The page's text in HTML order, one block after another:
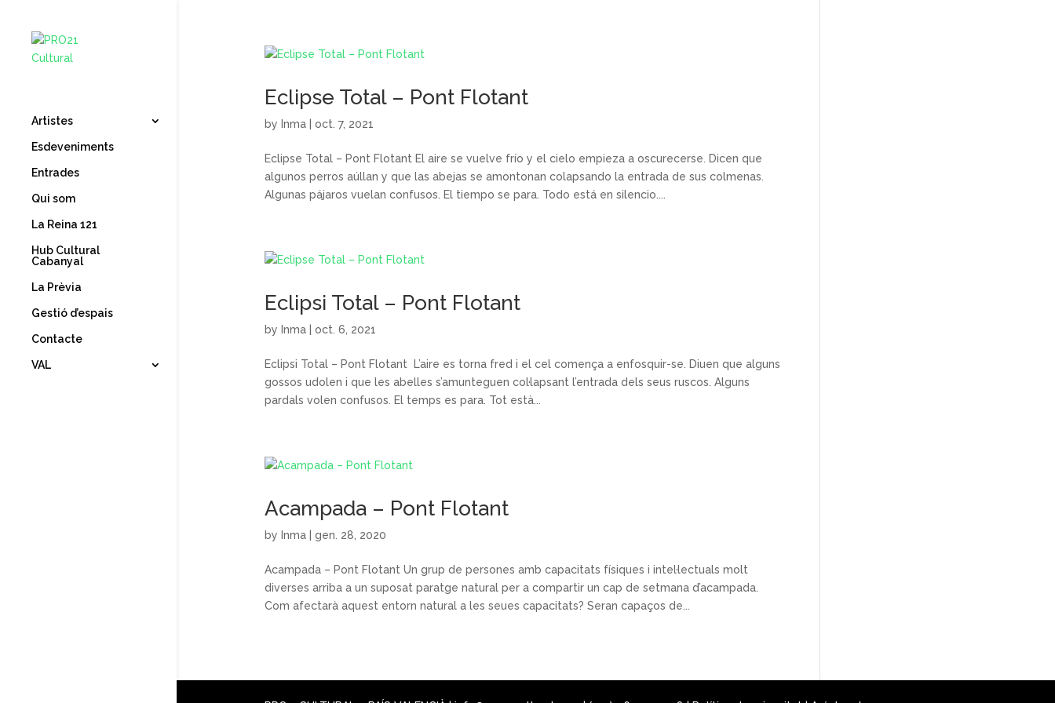
Artistes
Esdeveniments
Entrades
Qui som
La Reina 121
Hub Cultural
Cabanyal
La Prèvia
Gestió d’espais
Contacte
VAL
Eclipse Total – Pont Flotant
by Inma| oct. 7, 2021
Eclipse Total – Pont Flotant El aire se vuelve frío y el cielo empieza a oscurecerse. Dicen que
algunos perros aúllan y que las abejas se amontonan colapsando la entrada de sus colmenas.
Algunas pájaros vuelan confusos. El tiempo se para. Todo está en silencio....
Eclipsi Total – Pont Flotant
by Inma| oct. 6, 2021
Eclipsi Total – Pont Flotant L’aire es torna fred i el cel comença a enfosquir-se. Diuen que alguns
gossos udolen i que les abelles s’amunteguen col·lapsant l’entrada dels seus ruscos. Alguns
pardals volen confusos. El temps es para. Tot està...
Acampada – Pont Flotant
by Inma| gen. 28, 2020
Acampada – Pont Flotant Un grup de persones amb capacitats físiques i intel·lectuals molt
diverses arriba a un suposat paratge natural per a compartir un cap de setmana d’acampada.
Com afectarà aquest entorn natural a les seues capacitats? Seran capaços de...